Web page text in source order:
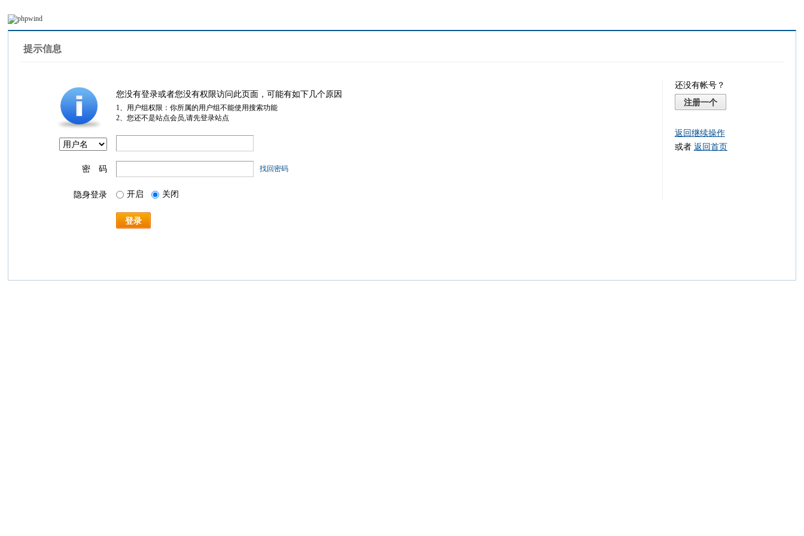
提示信息
您没有登录或者您没有权限访问此页面，可能有如下几个原因
1、用户组权限：你所属的用户组不能使用搜索功能
2、您还不是站点会员,请先登录站点
密 码 找回密码
隐身登录 开启 关闭
登录
还没有帐号？
注册一个
返回继续操作
或者 返回首页